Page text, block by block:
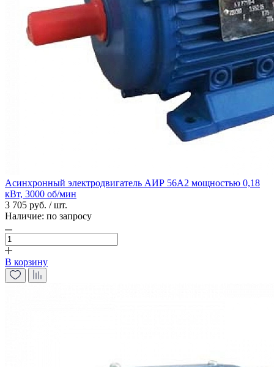
Асинхронный электродвигатель АИР 56А2 мощностью 0,18
кВт, 3000 об/мин
3 705 руб. / шт.
Наличие: по запросу
В корзину